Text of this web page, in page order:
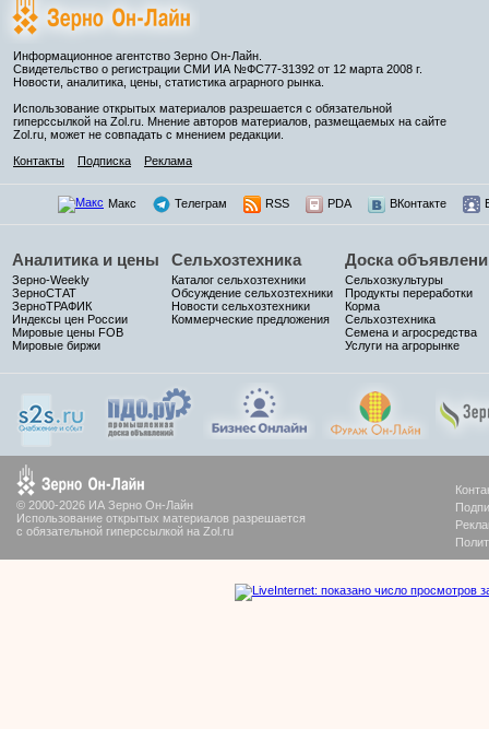
Информационное агентство Зерно Он-Лайн.
Свидетельство о регистрации СМИ ИА №ФС77-31392 от 12 марта 2008 г.
Новости, аналитика, цены, статистика аграрного рынка.
Использование открытых материалов разрешается с обязательной
гиперссылкой на Zol.ru. Мнение авторов материалов, размещаемых на сайте
Zol.ru, может не совпадать с мнением редакции.
Контакты
Подписка Реклама
Макс Телеграм RSS PDA ВКонтакте
Аналитика и цены
Зерно-Weekly
ЗерноСТАТ
ЗерноТРАФИК
Индексы цен России
Мировые цены FOB
Мировые биржи
Сельхозтехника
Каталог сельхозтехники
Обсуждение сельхозтехники
Новости сельхозтехники
Коммерческие предложения
Доска
Сельхозкультуры
Продукты переработки
Корма
Сельхозтехника
Семена и агросредства
Услуги на агрорынке
© 2000-2026 ИА Зерно Он-Лайн
Использование открытых материалов разрешается
с обязательной гиперссылкой на Zol.ru